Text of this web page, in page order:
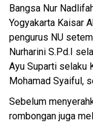
Bangsa Nur
Yogyakarta Kaisar
pengurus NU
Nurharini S.Pd.I
Ayu Suparti selaku
Mohamad Syaiful,
Sebelum
rombongan juga